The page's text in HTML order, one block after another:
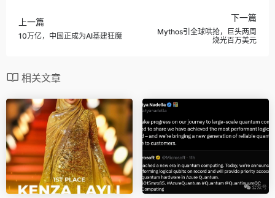
上一篇
10万亿，中国正成为AI基建狂魔
下一篇
Mythos引全球哄抢，巨头两周
烧光百万美元
相关文章